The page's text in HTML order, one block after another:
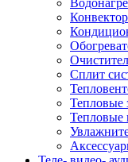
Сплит
Тепловые
Тепловые